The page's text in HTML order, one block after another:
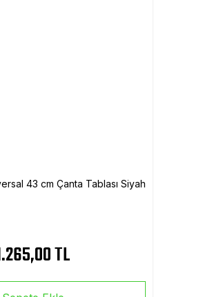
43 cm Çanta Tablası Siyah
TL